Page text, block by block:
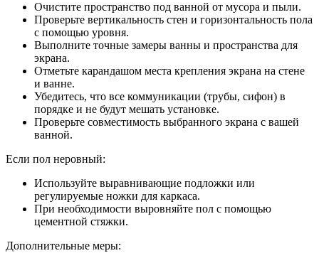
Очистите пространство под ванной от мусора и пыли.
Проверьте вертикальность стен и горизонтальность пола
с помощью уровня.
Выполните точные замеры ванны и пространства для
экрана.
Отметьте карандашом места крепления экрана на стене
и ванне.
Убедитесь, что все коммуникации (трубы, сифон) в
порядке и не будут мешать установке.
Проверьте совместимость выбранного экрана с вашей
ванной.
Если пол неровный:
Используйте выравнивающие подложки или
регулируемые ножки для каркаса.
При необходимости выровняйте пол с помощью
цементной стяжки.
Дополнительные меры: